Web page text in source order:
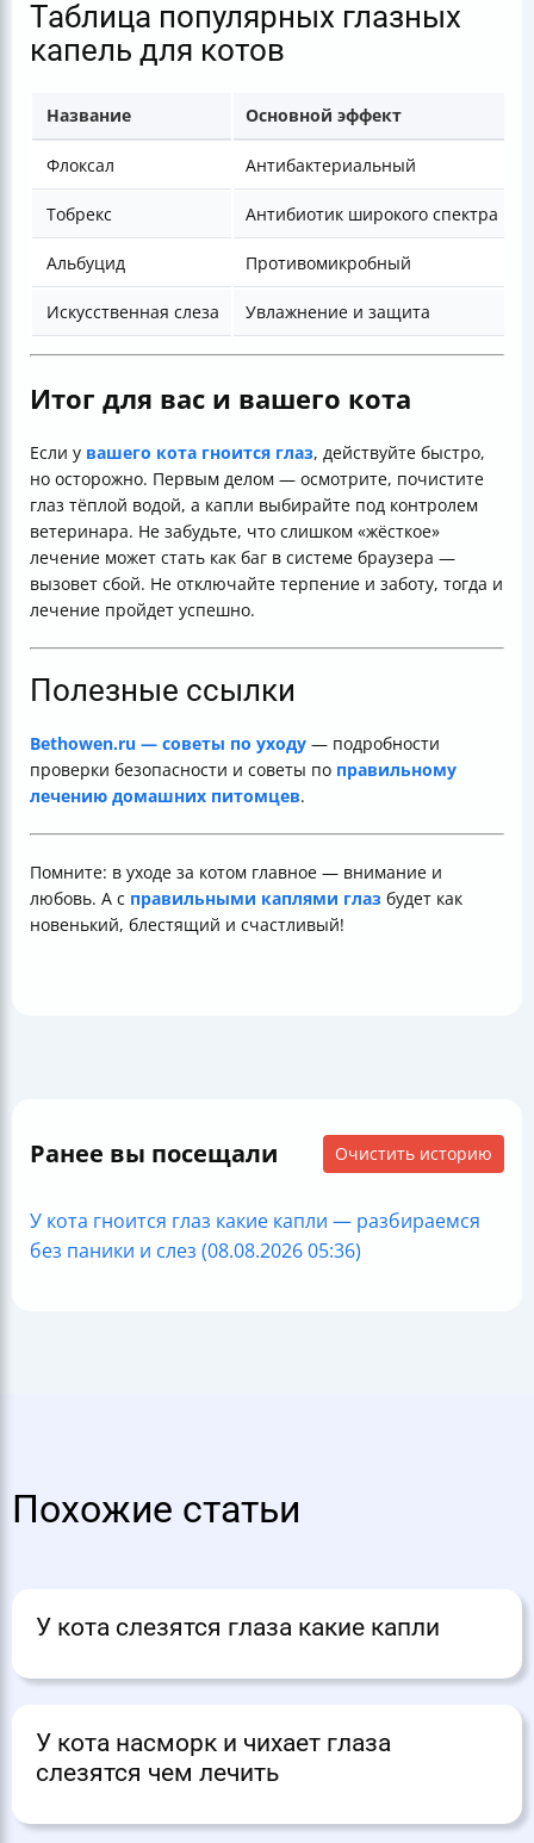
Таблица популярных глазных
капель для котов
Название Основной эффект
Флоксал Антибактериальный
Тобрекс Антибиотик широкого спектра
Альбуцид Противомикробный
Искусственная слеза Увлажнение и защита
Итог для вас и вашего кота
Если у вашего кота гноится глаз, действуйте быстро,
но осторожно. Первым делом — осмотрите, почистите
глаз тёплой водой, а капли выбирайте под контролем
ветеринара. Не забудьте, что слишком «жёсткое»
лечение может стать как баг в системе браузера —
вызовет сбой. Не отключайте терпение и заботу, тогда и
лечение пройдет успешно.
Полезные ссылки
Bethowen.ru — советы по уходу — подробности
проверки безопасности и советы по правильному
лечению домашних питомцев.
Помните: в уходе за котом главное — внимание и
любовь. А с правильными каплями глаз будет как
новенький, блестящий и счастливый!
Ранее вы посещали Очистить историю
У кота гноится глаз какие капли — разбираемся
без паники и слез (08.08.2026 05:36)
Похожие статьи
У кота слезятся глаза какие капли
У кота насморк и чихает глаза
слезятся чем лечить